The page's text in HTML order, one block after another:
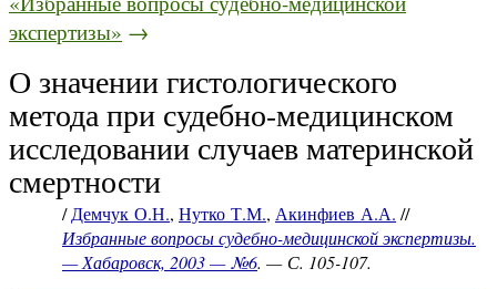
экспертизы» →
О значении гистологического
метода при судебно-медицинском
исследовании случаев материнской
смертности
/Демчук О.Н., Нутко Т.М., Акинфиев А.А. //
Избранные вопросы судебно-медицинской экспертизы.
— Хабаровск, 2003 — №6. — С. 105-107.